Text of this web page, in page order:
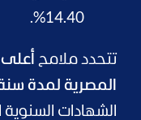
14.40%.
تتحدد ملامح
المصرية لمدة سنة
الشهادات